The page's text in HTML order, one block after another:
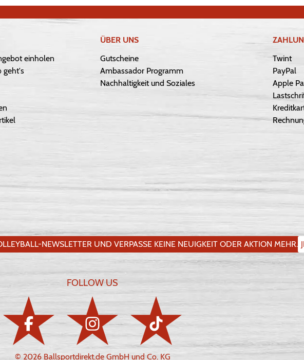
einholen
geht's
ÜBER UNS
Gutscheine
Ambassador Programm
Nachhaltigkeit und Soziales
Twint
PayPal
Apple
NEWSLETTER UND VERPASSE KEINE NEUIGKEIT ODER AKTION MEHR.
FOLLOW US
© 2026 Ballsportdirekt.de GmbH und Co. KG